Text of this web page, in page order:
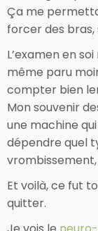
Ça me
forcer des bras,
L’examen en
même paru
compter bien
Mon souvenir
une machine
dépendre quel
Et voilà, ce fut
quitter.